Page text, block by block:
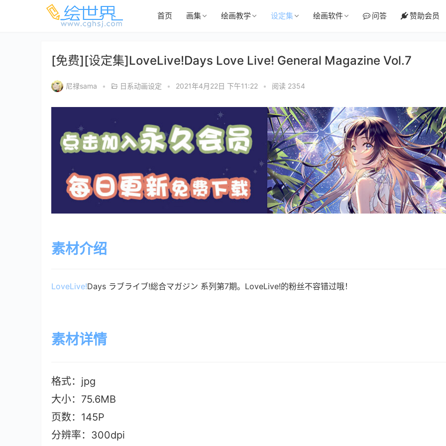
首页 画集 绘画教学 设定集 绘画软件 问答 赞助会员
[免费][设定集]LoveLive!Days Love Live! General Magazine Vol.7
尼禄sama • 日系动画设定 • 2021年4月22日 下午11:22 • 阅读 2354
素材介绍
LoveLive!Days ラブライブ!総合マガジン 系列第7期。LoveLive!的粉丝不容错过哦！
素材详情
格式：jpg
大小：75.6MB
页数：145P
分辨率：300dpi